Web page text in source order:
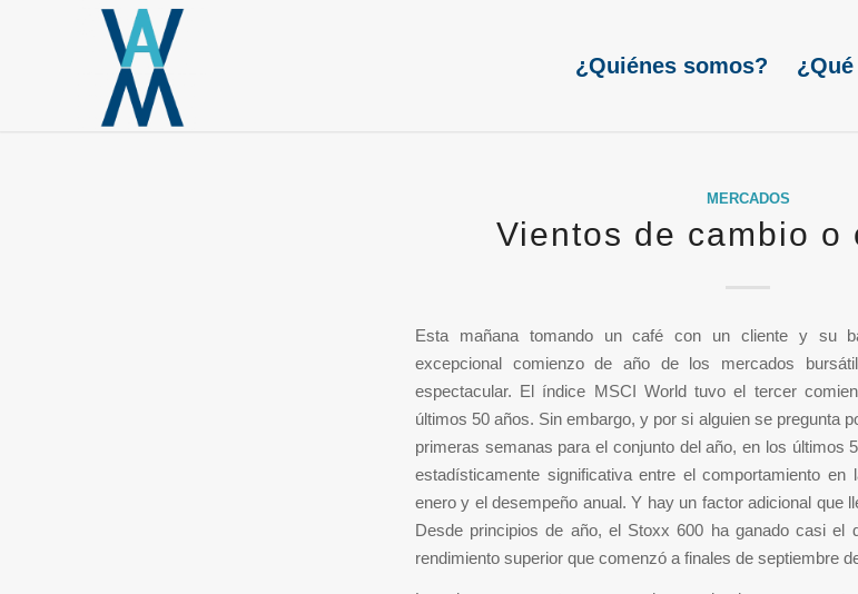
¿Quiénes somos?
MERCADOS
Vientos de cambio o
Esta mañana tomando un café con un cliente y su
excepcional comienzo de año de los mercados
espectacular. El índice MSCI World tuvo el tercer
últimos 50 años. Sin embargo, y por si alguien se pregunta
primeras semanas para el conjunto del año, en los últimos
estadísticamente significativa entre el comportamiento
enero y el desempeño anual. Y hay un factor adicional que
Desde principios de año, el Stoxx 600 ha ganado casi el
rendimiento superior que comenzó a finales de septiembre